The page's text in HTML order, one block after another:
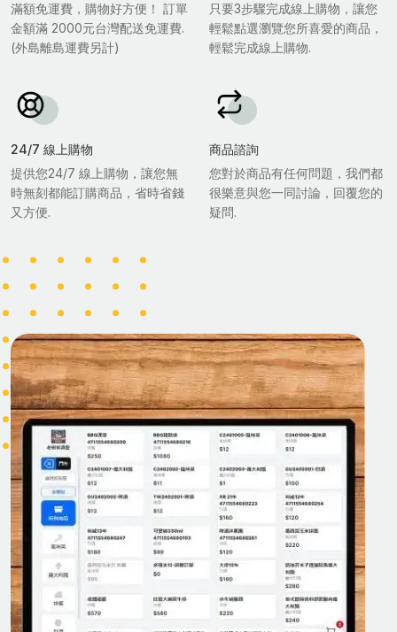
滿額免運費，購物好方便！ 訂單
金額滿 2000元台灣配送免運費.
(外島離島運費另計)
只要3步驟完成線上購物，讓您
輕鬆點選瀏覽您所喜愛的商品，
輕鬆完成線上購物.
24/7 線上購物
提供您24/7 線上購物，讓您無
時無刻都能訂購商品，省時省錢
又方便.
商品諮詢
您對於商品有任何問題，我們都
很樂意與您一同討論，回覆您的
疑問.